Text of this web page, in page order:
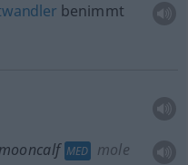
benimmt
MED mole